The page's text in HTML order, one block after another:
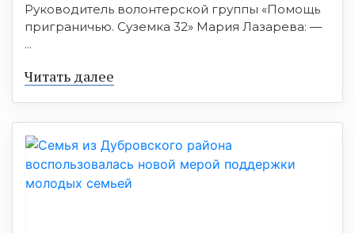
Руководитель волонтерской группы «Помощь
приграничью. Суземка 32» Мария Лазарева: —
...
Читать далее